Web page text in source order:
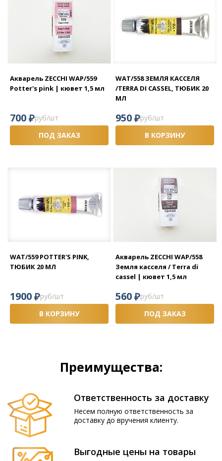
Акварель ZECCHI WAP/559
Potter's pink | кювет 1,5 мл
700₽руб/шт
ПОД ЗАКАЗ
WAT/558 ЗЕМЛЯ КАССЕЛЯ
/TERRA DI CASSEL, ТЮБИК 20
МЛ
950₽руб/шт
В КОРЗИНУ
WAT/559 POTTER'S PINK,
ТЮБИК 20 МЛ
1900₽руб/шт
В КОРЗИНУ
Акварель ZECCHI WAP/558
Земля касселя / Terra di
cassel | кювет 1,5 мл
560₽руб/шт
ПОД ЗАКАЗ
Преимущества:
Ответственность за доставку
Несем полную ответственность за
доставку до вручения клиенту.
Выгодные цены на товары